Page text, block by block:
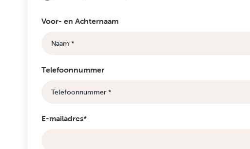
Voor- en Achternaam
Telefoonnummer
E-mailadres*